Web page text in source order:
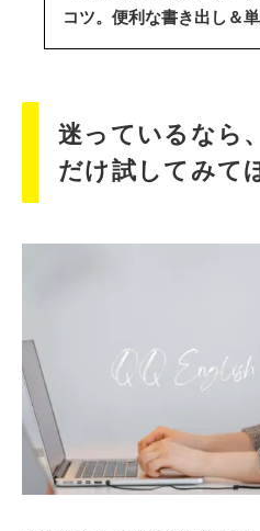
コツ。便利な書き出し＆
迷っているなら
だけ試してみて